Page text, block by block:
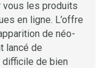
vous les produits
en ligne. L’offre
de néo-
lancé de
de bien